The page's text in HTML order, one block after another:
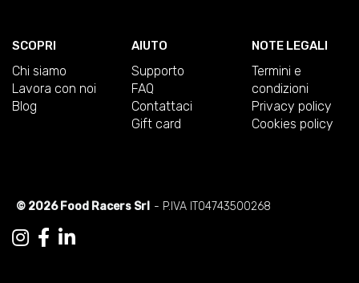
SCOPRI
Chi siamo
Lavora con noi
Blog
AIUTO
Supporto
FAQ
Contattaci
Gift card
NOTE LEGALI
Termini e
condizioni
Privacy policy
Cookies policy
© 2026 Food Racers Srl - P.IVA IT04743500268